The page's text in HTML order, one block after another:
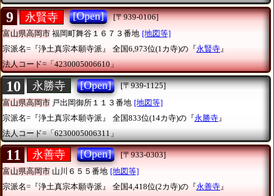
9 永賢寺 [Open]
[〒939-0106]
富山県高岡市 福岡町舞谷１６７３番地 [地図等]
宗派名=『浄土真宗本願寺派』
全国6,973位(1カ寺)の『永賢寺』
法人コード=「4230005006610」
10 永勝寺 [Open]
[〒939-1125]
富山県高岡市 戸出岡御所１１３番地 [地図等]
宗派名=『浄土真宗本願寺派』
全国833位(14カ寺)の『永勝寺 』
法人コード=「6230005006311」
11 永善寺 [Open]
[〒933-0303]
富山県高岡市 山川６５５番地 [地図等]
宗派名=『浄土真宗本願寺派』
全国4,418位(2カ寺)の『永善寺 』